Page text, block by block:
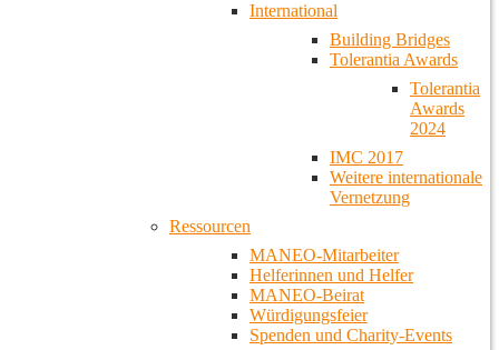
International
Building Bridges
Tolerantia Awards
Tolerantia
Awards
2024
IMC 2017
Weitere internationale
Vernetzung
Ressourcen
MANEO-Mitarbeiter
Helferinnen und Helfer
MANEO-Beirat
Würdigungsfeier
Spenden und Charity-Events